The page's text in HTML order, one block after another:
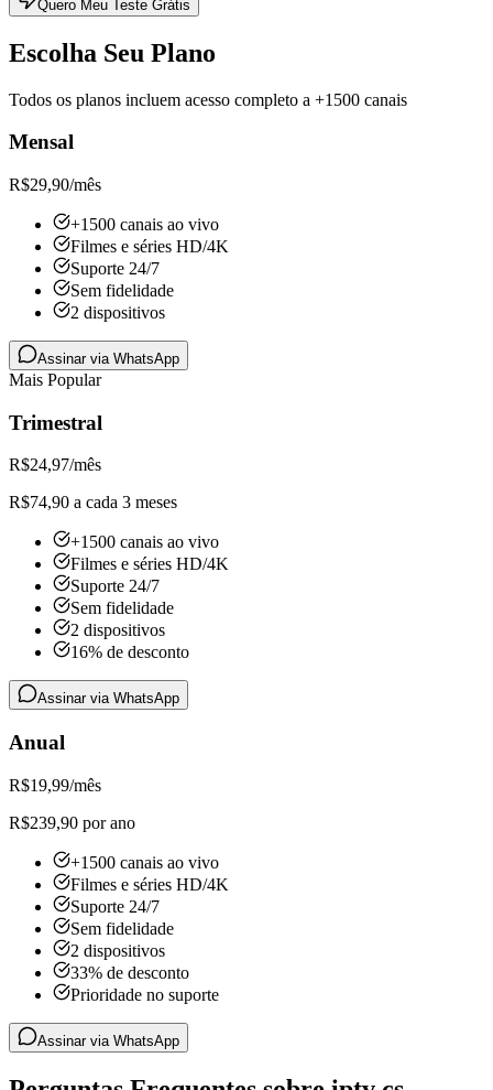
Quero Meu Teste Grátis
Escolha Seu Plano
Todos os planos incluem acesso completo a +1500 canais
Mensal
R$29,90/mês
+1500 canais ao vivo
Filmes e séries HD/4K
Suporte 24/7
Sem fidelidade
2 dispositivos
Assinar via WhatsApp
Mais Popular
Trimestral
R$24,97/mês
R$74,90 a cada 3 meses
+1500 canais ao vivo
Filmes e séries HD/4K
Suporte 24/7
Sem fidelidade
2 dispositivos
16% de desconto
Assinar via WhatsApp
Anual
R$19,99/mês
R$239,90 por ano
+1500 canais ao vivo
Filmes e séries HD/4K
Suporte 24/7
Sem fidelidade
2 dispositivos
33% de desconto
Prioridade no suporte
Assinar via WhatsApp